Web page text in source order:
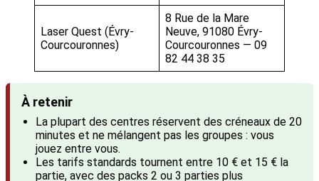
Laser Quest (Évry-
Courcouronnes)
8 Rue de la Mare
Neuve, 91080 Évry-
Courcouronnes — 09
82 44 38 35
À retenir
La plupart des centres réservent des créneaux de 20
minutes et ne mélangent pas les groupes : vous
jouez entre vous.
Les tarifs standards tournent entre 10 € et 15 € la
partie, avec des packs 2 ou 3 parties plus